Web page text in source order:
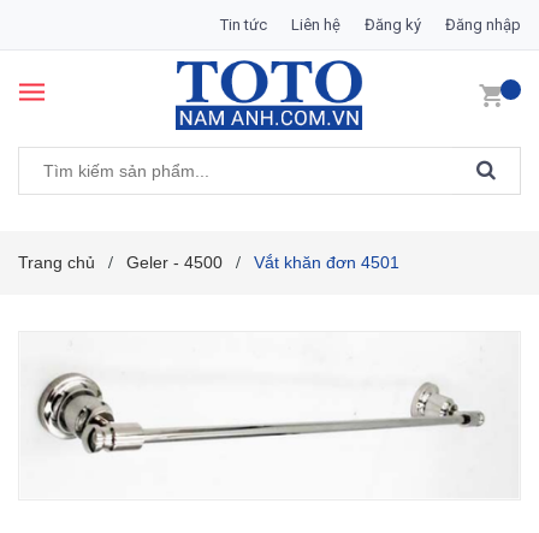
Tin tức Liên hệ Đăng ký Đăng nhập
Trang chủ / Geler - 4500 / Vắt khăn đơn 4501